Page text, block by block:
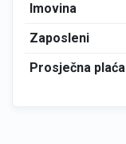
Imovina
Zaposleni
Prosječna plaća